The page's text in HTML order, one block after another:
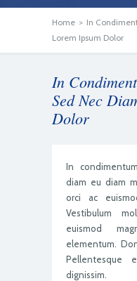
Home > In
Lorem Ipsum Dolor
In
Sed Nec
Dolor
In
diam eu diam
orci ac
Vestibulum
euismod
elementum.
Pellentesque
dignissim.